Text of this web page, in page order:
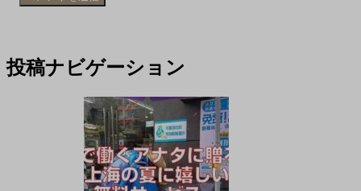
投稿ナビゲーション